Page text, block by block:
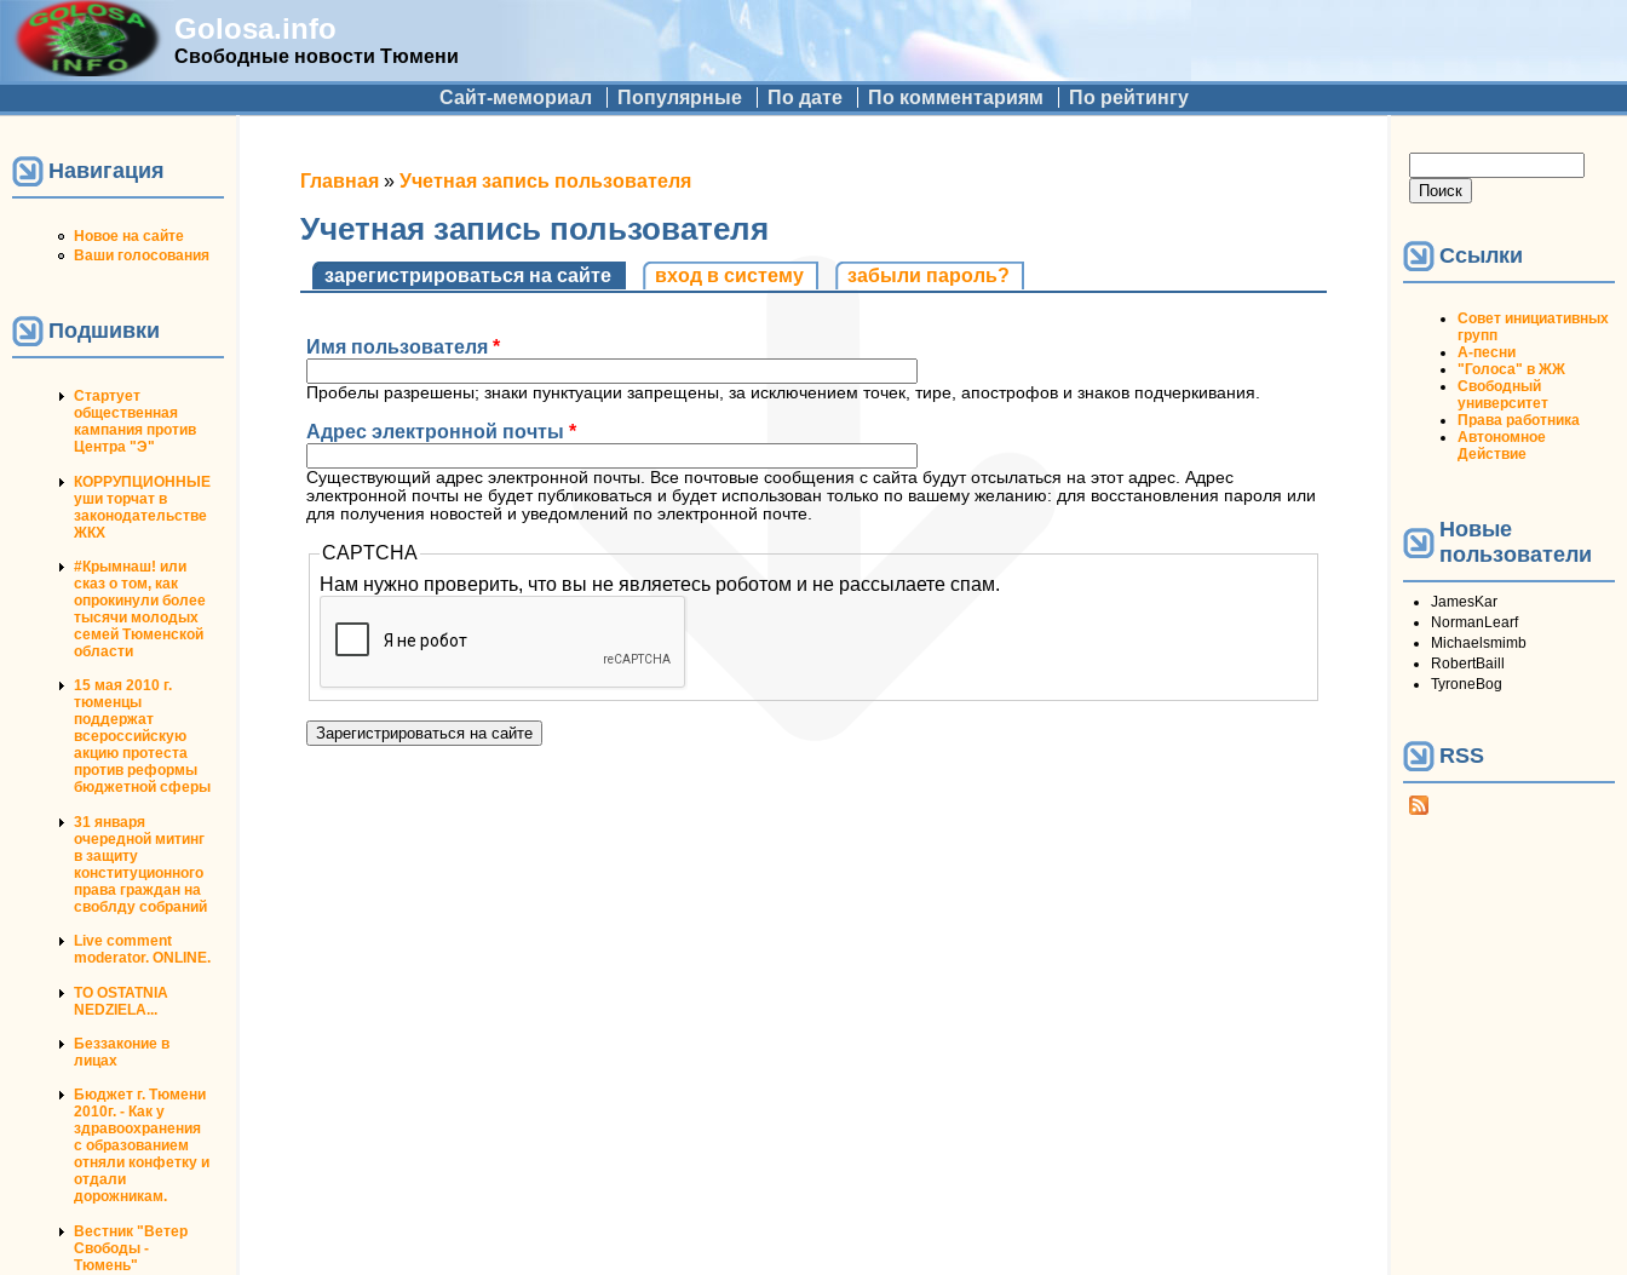
Golosa.info
Свободные новости Тюмени
Дополнительное меню Сайт-мемориал Популярные По дате По комментариям По рейтингу
Навигация
Новое на сайте
Ваши голосования
Подшивки
Стартует
общественная
кампания против
Центра "Э"
КОРРУПЦИОННЫЕ
уши торчат в
законодательстве
ЖКХ
#Крымнаш! или
сказ о том, как
опрокинули более
тысячи молодых
семей Тюменской
области
15 мая 2010 г.
тюменцы
поддержат
всероссийскую
акцию протеста
против реформы
бюджетной сферы
31 января
очередной митинг
в защиту
конституционного
права граждан на
своблду собраний
Live comment
moderator. ONLINE.
TO OSTATNIA
NEDZIELA...
Беззаконие в
лицах
Бюджет г. Тюмени
2010г. - Как у
здравоохранения
с образованием
отняли конфетку и
отдали
дорожникам.
Вестник "Ветер
Свободы -
Тюмень"
Вы здесь
Главная » Учетная запись пользователя
Учетная запись пользователя
Главные вкладки
зарегистрироваться на сайте (активная вкладка)
вход в систему забыли пароль?
Имя пользователя *
Пробелы разрешены; знаки пунктуации запрещены, за исключением точек, тире, апострофов и знаков подчеркивания.
Адрес электронной почты *
Существующий адрес электронной почты. Все почтовые сообщения с сайта будут отсылаться на этот адрес. Адрес
электронной почты не будет публиковаться и будет использован только по вашему желанию: для восстановления пароля или
для получения новостей и уведомлений по электронной почте.
CAPTCHA
Нам нужно проверить, что вы не являетесь роботом и не рассылаете спам.
Ссылки
Совет инициативных
групп
А-песни
"Голоса" в ЖЖ
Свободный
университет
Права работника
Автономное
Действие
Новые
пользователи
JamesKar
NormanLearf
Michaelsmimb
RobertBaill
TyroneBog
RSS